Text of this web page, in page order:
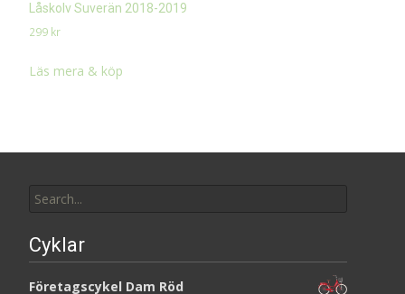
Låskolv Suverän 2018-2019
299 kr
Läs mera & köp
for:
Cyklar
Företagscykel Dam Röd